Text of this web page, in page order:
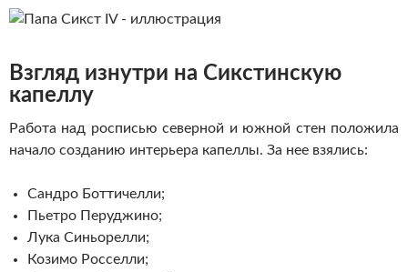
Взгляд изнутри на Сикстинскую
капеллу
Работа над росписью северной и южной стен положила
начало созданию интерьера капеллы. За нее взялись:
Сандро Боттичелли;
Пьетро Перуджино;
Лука Синьорелли;
Козимо Росселли;